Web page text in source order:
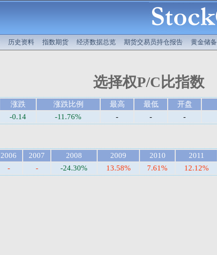
历史资料 指数期货 经济数据总览 期货交易员持仓报告 黄金储备
选择权P/C比指数
涨跌 涨跌比例 最高 最低 开盘
-0.14 -11.76% - - -
2006 2007 2008 2009 2010 2011
- - -24.30% 13.58% 7.61% 12.12%